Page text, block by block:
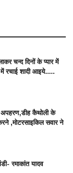
चन्द दिनों के प्यार में
रचाई शादी आइये.....
अपहरण,डीह कैथोली के
,मोटरसाइकिल सवार ने
रमाकांत यादव